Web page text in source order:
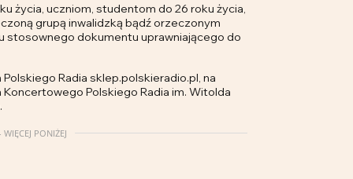
życia, uczniom, studentom do 26 roku życia,
grupą inwalidzką bądź orzeczonym
stosownego dokumentu uprawniającego do
Radia sklep.polskieradio.pl, na
Polskiego Radia im. Witolda
PONIŻEJ